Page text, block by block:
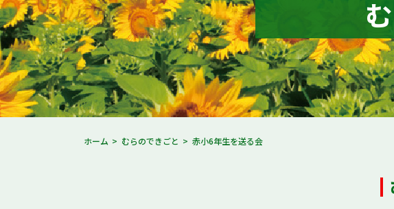
ホーム むらのできごと 赤小6年生を送る会